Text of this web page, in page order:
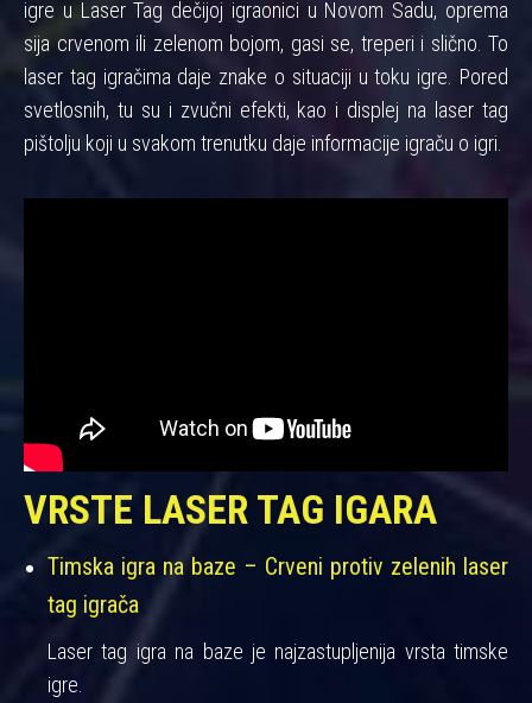
igre u Laser Tag dečijoj igraonici u Novom Sadu, oprema
sija crvenom ili zelenom bojom, gasi se, treperi i slično. To
laser tag igračima daje znake o situaciji u toku igre. Pored
svetlosnih, tu su i zvučni efekti, kao i displej na laser tag
pištolju koji u svakom trenutku daje informacije igraču o igri.
VRSTE LASER TAG IGARA
Timska igra na baze – Crveni protiv zelenih laser
tag igrača
Laser tag igra na baze je najzastupljenija vrsta timske
igre.